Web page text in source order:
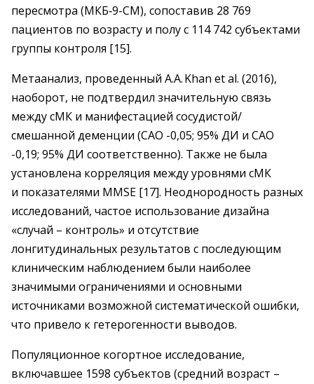
пересмотра (МКБ‑9-CM), сопоставив 28 769
пациентов по возрасту и полу с 114 742 субъектами
группы контроля [15].
Метаанализ, проведенный А.А. Khan et al. (2016),
наоборот, не подтвердил значительную связь
между сМК и манифестацией сосудистой/
смешанной деменции (САО -0,05; 95% ДИ и САО
-0,19; 95% ДИ соответственно). Также не была
установлена корреляция между уровнями сМК
и показателями MMSE [17]. Неоднородность разных
исследований, частое использование дизайна
«случай – ​контроль» и отсутствие
лонгитудинальных результатов с последующим
клиническим наблюдением были наиболее
значимыми ограничениями и основными
источниками возможной систематической ошибки,
что привело к гетерогенности выводов.
Популяционное когортное исследование,
включавшее 1598 субъектов (средний возраст – ​